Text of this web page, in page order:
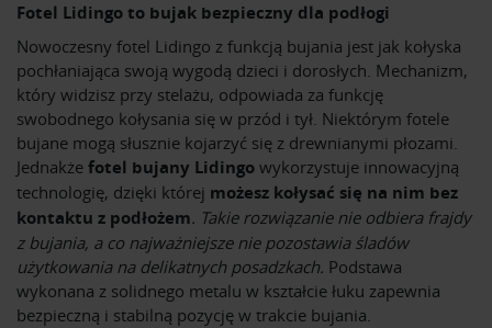
Fotel Lidingo to bujak bezpieczny dla podłogi
Nowoczesny fotel Lidingo z funkcją bujania jest jak kołyska
pochłaniająca swoją wygodą dzieci i dorosłych. Mechanizm,
który widzisz przy stelażu, odpowiada za funkcję
swobodnego kołysania się w przód i tył. Niektórym fotele
bujane mogą słusznie kojarzyć się z drewnianymi płozami.
Jednakże fotel bujany Lidingo wykorzystuje innowacyjną
technologię, dzięki której możesz kołysać się na nim bez
kontaktu z podłożem. Takie rozwiązanie nie odbiera frajdy
z bujania, a co najważniejsze nie pozostawia śladów
użytkowania na delikatnych posadzkach. Podstawa
wykonana z solidnego metalu w kształcie łuku zapewnia
bezpieczną i stabilną pozycję w trakcie bujania.